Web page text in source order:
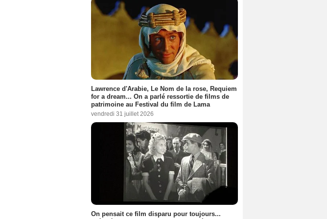
Lawrence d'Arabie, Le Nom de la rose, Requiem
for a dream... On a parlé ressortie de films de
patrimoine au Festival du film de Lama
vendredi 31 juillet 2026
On pensait ce film disparu pour toujours...